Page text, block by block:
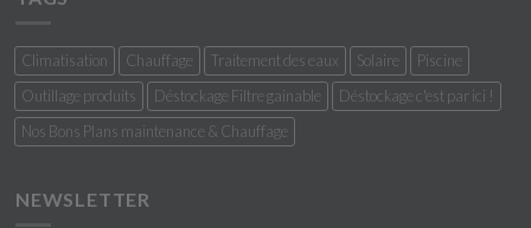
Climatisation Chauffage Traitement des eaux Solaire
Piscine
Outillage produits
Déstockage Filtre gainable
Déstockage c'est par ici !
Nos Bons Plans maintenance & Chauffage
NEWSLETTER